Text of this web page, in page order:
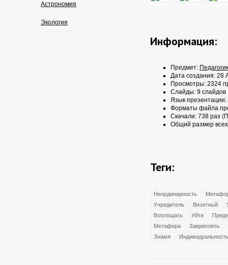
Астрономия
Экология
Информация:
Предмет:
Дата создания: 28
Просмотры: 2324
Слайды: 9 слайдов
Язык презентации:
Форматы файла
Скачали: 738 раз
Общий размер
Теги:
Неординарность
Учредитель
Визитный
Воплощать
Уйти
Метафора
Закреплять
Знамя
Индивидуальность